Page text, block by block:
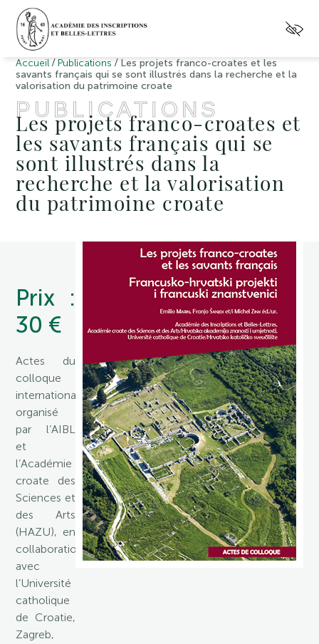
Accueil / Publications / Les projets franco-croates et les
savants français qui se sont illustrés dans la recherche et la
valorisation du patrimoine croate
PUBLICATIONS
Les projets franco-croates et
les savants français qui se
sont illustrés dans la
recherche et la valorisation
du patrimoine croate
Prix :
30 €
Actes du
colloque
international
organisé
par l’AIBL
et
l’Académie
croate des
Sciences et
des Arts
(HAZU), en
collaboration
avec
l’Université
catholique
de Croatie,
Zagreb,